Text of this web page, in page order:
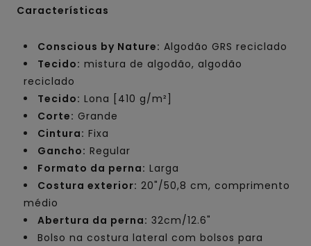
Características
Conscious by Nature: Algodão GRS reciclado
Tecido: mistura de algodão, algodão
reciclado
Tecido: Lona [410 g/m²]
Corte: Grande
Cintura: Fixa
Gancho: Regular
Formato da perna: Larga
Costura exterior: 20"/50,8 cm, comprimento
médio
Abertura da perna: 32cm/12.6"
Bolso na costura lateral com bolsos para